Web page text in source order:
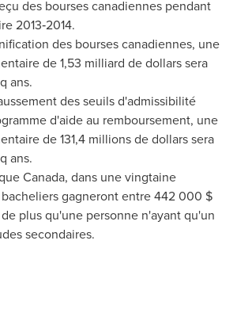
des bourses canadiennes pendant
2013‑2014.
des bourses canadiennes, une
de 1,53 milliard de dollars sera
ans.
des seuils d'admissibilité
d'aide au remboursement, une
de 131,4 millions de dollars sera
ans.
Canada, dans une vingtaine
gagneront entre 442000 $
plus qu'une personne n'ayant qu'un
secondaires.